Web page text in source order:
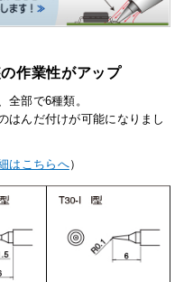
作業性がアップ
全部で6種類。
はんだ付けが可能になりまし
はこちらへ）